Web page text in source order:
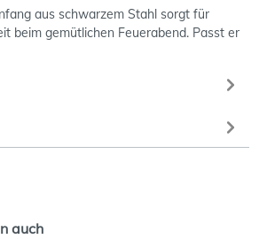
aus schwarzem Stahl sorgt für
beim gemütlichen Feuerabend. Passt er
auch